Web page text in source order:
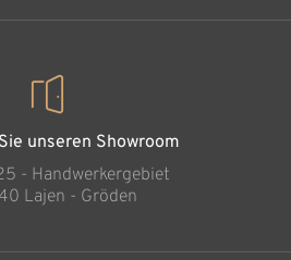
unseren Showroom
- Handwerkergebiet
Lajen - Gröden